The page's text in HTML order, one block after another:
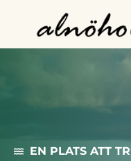
EN PLATS ATT